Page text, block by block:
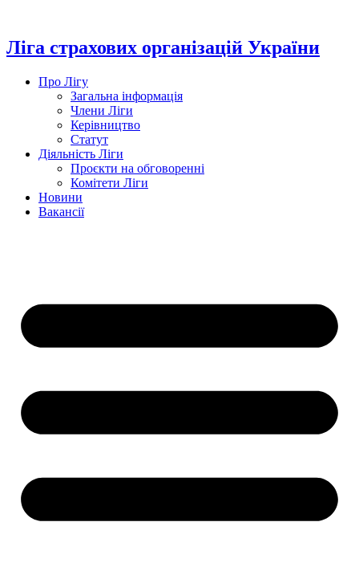
вмісту
Ліга страхових організацій України
Про Лігу
Загальна інформація
Члени Ліги
Керівництво
Статут
Діяльність Ліги
Проєкти на обговоренні
Комітети Ліги
Новини
Вакансії